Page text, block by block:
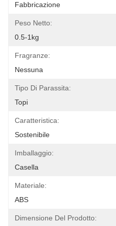
Fabbricazione
Peso Netto:
0.5-1kg
Fragranze:
Nessuna
Tipo Di Parassita:
Topi
Caratteristica:
Sostenibile
Imballaggio:
Casella
Materiale:
ABS
Dimensione Del Prodotto: